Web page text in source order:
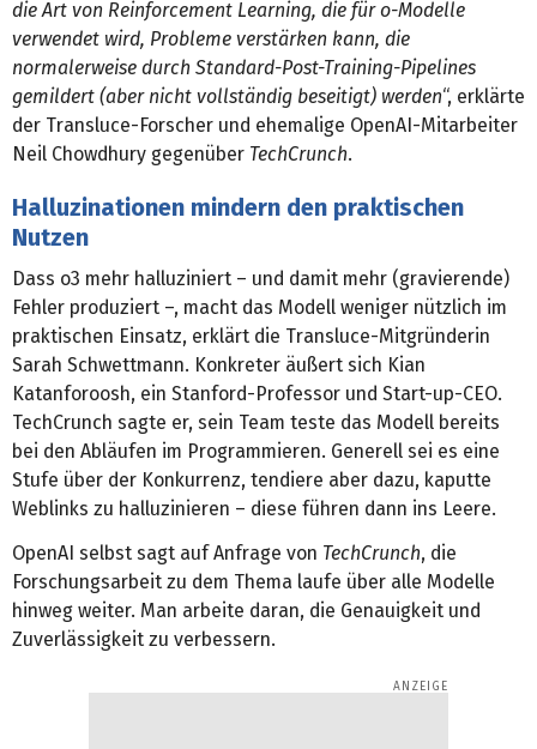
die Art von Reinforcement Learning, die für o-Modelle
verwendet wird, Probleme verstärken kann, die
normalerweise durch Standard-Post-Training-Pipelines
gemildert (aber nicht vollständig beseitigt) werden“, erklärte
der Transluce-Forscher und ehemalige OpenAI-Mitarbeiter
Neil Chowdhury gegenüber TechCrunch.
Halluzinationen mindern den praktischen
Nutzen
Dass o3 mehr halluziniert – und damit mehr (gravierende)
Fehler produziert –, macht das Modell weniger nützlich im
praktischen Einsatz, erklärt die Transluce-Mitgründerin
Sarah Schwettmann. Konkreter äußert sich Kian
Katanforoosh, ein Stanford-Professor und Start-up-CEO.
TechCrunch sagte er, sein Team teste das Modell bereits
bei den Abläufen im Programmieren. Generell sei es eine
Stufe über der Konkurrenz, tendiere aber dazu, kaputte
Weblinks zu halluzinieren – diese führen dann ins Leere.
OpenAI selbst sagt auf Anfrage von TechCrunch, die
Forschungsarbeit zu dem Thema laufe über alle Modelle
hinweg weiter. Man arbeite daran, die Genauigkeit und
Zuverlässigkeit zu verbessern.